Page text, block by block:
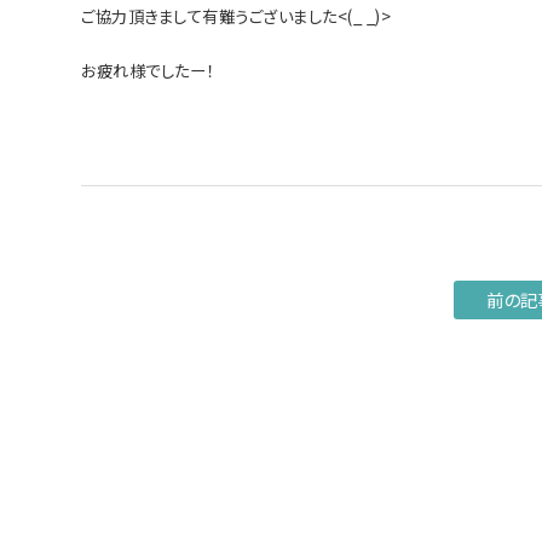
ご協力頂きまして有難うございました<(_ _)>
お疲れ様でしたー！
前の記